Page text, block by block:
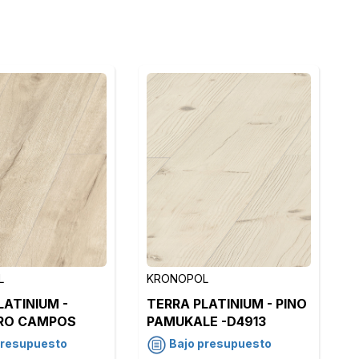
-
CAMPOS
- D4924
KRONOPOL
TERRA PLATINIUM - PINO
PAMUKALE -D4913
Bajo presupuesto